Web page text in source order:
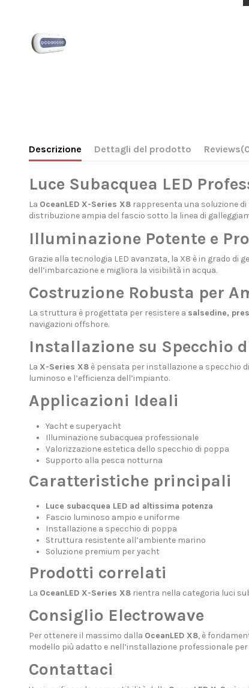
Descrizione Dettagli del prodotto Reviews
Luce Subacquea LED
La OceanLED X-Series X8rappresenta una soluzione di
distribuzione ampia del fascio sotto la linea di
Illuminazione Potente e
Grazie alla tecnologia LED avanzata, la X8 è in grado di
dell’imbarcazione e migliora la visibilità in acqua.
Costruzione Robusta per
La struttura è progettata per resistere a salsedine,
navigazioni offshore.
Installazione su Specchio
La X-Series X8è pensata per installazione a specchio
luminoso e l’efficienza dell’impianto.
Applicazioni Ideali
Yacht e superyacht
Illuminazione subacquea professionale
Valorizzazione estetica dello specchio di poppa
Supporto alla pesca notturna
Caratteristiche principali
Luce subacquea LED ad altissima potenza
Fascio luminoso ampio e uniforme
Installazione a specchio di poppa
Struttura resistente all’ambiente marino
Soluzione premium per yacht
Prodotti correlati
La OceanLED X-Series X8rientra nella categoria luci
Consiglio Electrowave
Per ottenere il massimo dalla OceanLED X8, è
modello più adatto e nell’installazione professionale
Contattaci